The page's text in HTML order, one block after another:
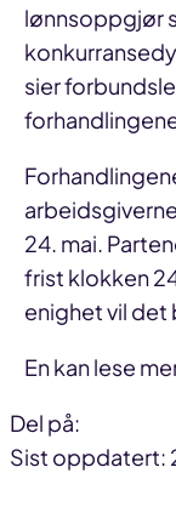
lønnsoppgjør
sier
24. mai.
frist klokken
enighet vil det
En kan lese
Del på:
Del
Del
Del
Sist oppdatert: